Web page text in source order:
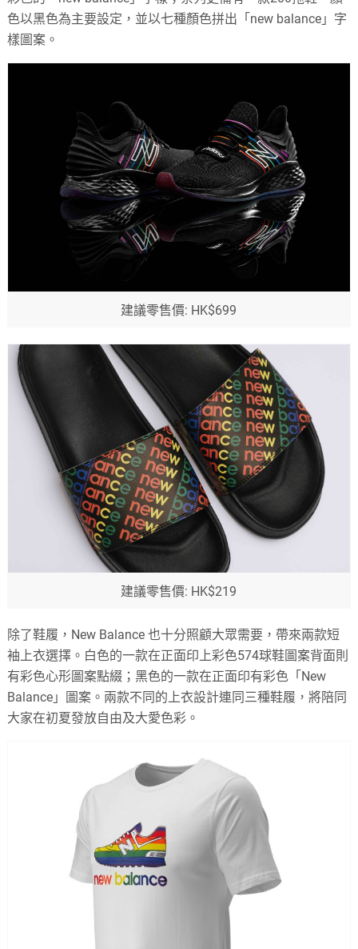
色以黑色為主要設定，並以七種顏色拼出「new balance」字
樣圖案。
建議零售價: HK$699
建議零售價: HK$219
除了鞋履，New Balance 也十分照顧大眾需要，帶來兩款短
袖上衣選擇。白色的一款在正面印上彩色574球鞋圖案背面則
有彩色心形圖案點綴；黑色的一款在正面印有彩色「New
Balance」圖案。兩款不同的上衣設計連同三種鞋履，將陪同
大家在初夏發放自由及大愛色彩。